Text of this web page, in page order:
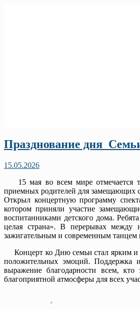
Празднование дня
15.05.2026
15 мая во всем мире отмечается
приемных родителей для замещающих
Открыл концертную программу
котором приняли участие
воспитанниками детского дома.
целая страна». В перерывах между
зажигательным и современным танцем
Концерт ко Дню семьи стал ярким и
положительных эмоций. Поддержка
выражение благодарности всем,
благоприятной атмосферы для всех